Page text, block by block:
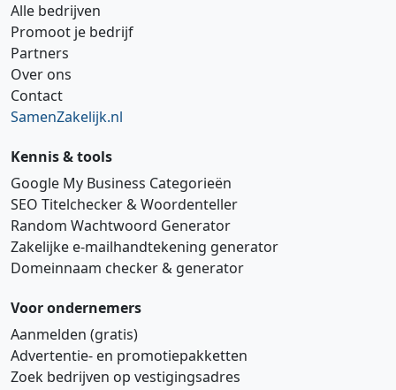
Alle bedrijven
Promoot je bedrijf
Partners
Over ons
Contact
SamenZakelijk.nl
Kennis & tools
Google My Business Categorieën
SEO Titelchecker & Woordenteller
Random Wachtwoord Generator
Zakelijke e‑mailhandtekening generator
Domeinnaam checker & generator
Voor ondernemers
Aanmelden (gratis)
Advertentie‑ en promotiepakketten
Zoek bedrijven op vestigingsadres